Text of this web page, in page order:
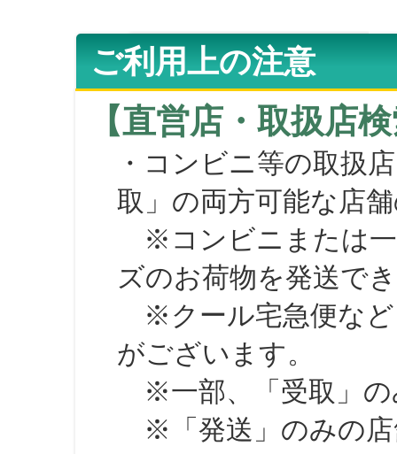
ご利用上の注意
【直営店・取扱店
・コンビニ等の取扱
取」の両方可能な店
※コンビニまたは一
ズのお荷物を発送で
※クール宅急便など
がございます。
※一部、「受取」の
※「発送」のみの店